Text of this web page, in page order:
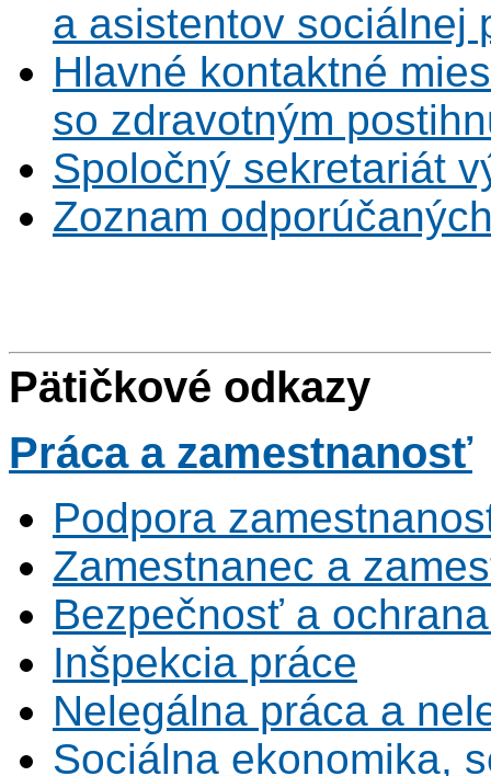
a asistentov sociálnej
Hlavné kontaktné
so zdravotným
Spoločný sekretariát
Zoznam
Pätičkové odkazy
Prácaa zamestnanosť
Podpora
Zamestnanec a
Bezpečnosť a
Inšpekcia práce
Nelegálna práca a
Sociálna ekonomika,